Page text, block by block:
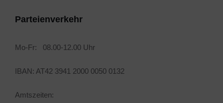
Parteienverkehr
Mo-Fr: 08.00-12.00 Uhr
IBAN: AT42 3941 2000 0050 0132
Amtszeiten: